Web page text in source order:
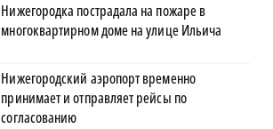
Нижегородка пострадала на пожаре в
многоквартирном доме на улице Ильича
Нижегородский аэропорт временно
принимает и отправляет рейсы по
согласованию